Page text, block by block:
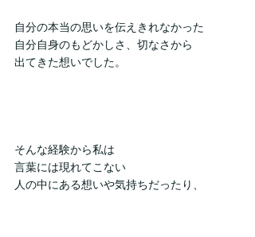
自分の本当の思いを伝えきれなかった
自分自身のもどかしさ、切なさから
出てきた想いでした。
そんな経験から私は
言葉には現れてこない
人の中にある想いや気持ちだったり、